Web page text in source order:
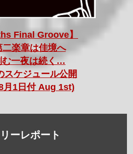
Final Groove】
二楽章は佳境へ
む一夜は続く…
スケジュール公開
月1日付 Aug 1st)
ーレポート